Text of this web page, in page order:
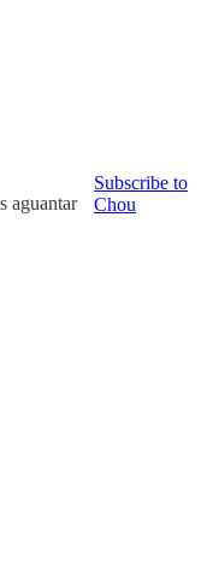
aguantar
Subscribe to
Chou